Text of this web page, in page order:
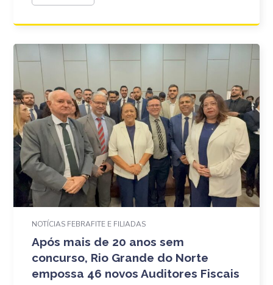
NOTÍCIAS FEBRAFITE E FILIADAS
Após mais de 20 anos sem
concurso, Rio Grande do Norte
empossa 46 novos Auditores Fiscais